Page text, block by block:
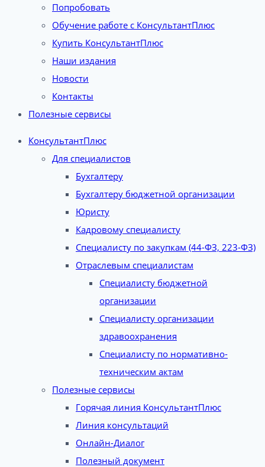
Попробовать
Обучение работе с КонсультантПлюс
Купить КонсультантПлюс
Наши издания
Новости
Контакты
Полезные сервисы
КонсультантПлюс
Для специалистов
Бухгалтеру
Бухгалтеру бюджетной организации
Юристу
Кадровому специалисту
Специалисту по закупкам (44-ФЗ, 223-ФЗ)
Отраслевым специалистам
Специалисту бюджетной
организации
Специалисту организации
здравоохранения
Специалисту по нормативно-
техническим актам
Полезные сервисы
Горячая линия КонсультантПлюс
Линия консультаций
Онлайн-Диалог
Полезный документ